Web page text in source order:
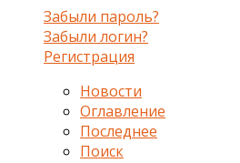
Забыли пароль?
Забыли логин?
Регистрация
Новости
Оглавление
Последнее
Поиск